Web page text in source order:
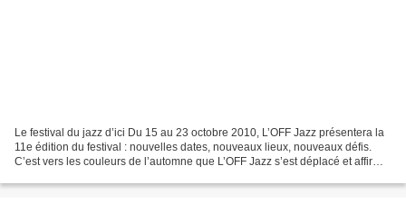
Le festival du jazz d’ici Du 15 au 23 octobre 2010, L’OFF Jazz présentera la
11e édition du festival : nouvelles dates, nouveaux lieux, nouveaux défis.
C’est vers les couleurs de l’automne que L’OFF Jazz s’est déplacé et affirme